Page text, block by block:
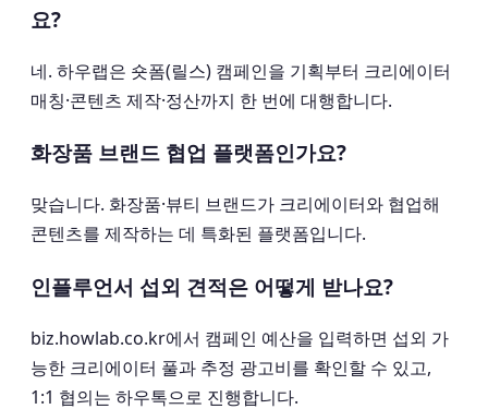
요?
네. 하우랩은 숏폼(릴스) 캠페인을 기획부터 크리에이터
매칭·콘텐츠 제작·정산까지 한 번에 대행합니다.
화장품 브랜드 협업 플랫폼인가요?
맞습니다. 화장품·뷰티 브랜드가 크리에이터와 협업해
콘텐츠를 제작하는 데 특화된 플랫폼입니다.
인플루언서 섭외 견적은 어떻게 받나요?
biz.howlab.co.kr에서 캠페인 예산을 입력하면 섭외 가
능한 크리에이터 풀과 추정 광고비를 확인할 수 있고,
1:1 협의는 하우톡으로 진행합니다.